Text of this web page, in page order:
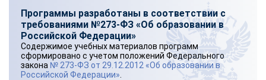
Программы разработаны в соответствии с
требованиями №273-ФЗ «Об образовании в
Российской Федерации»
Содержимое учебных материалов программ
сформировано с учетом положений Федерального
закона № 273-ФЗ от 29.12.2012 «Об образовании в
Российской Федерации»